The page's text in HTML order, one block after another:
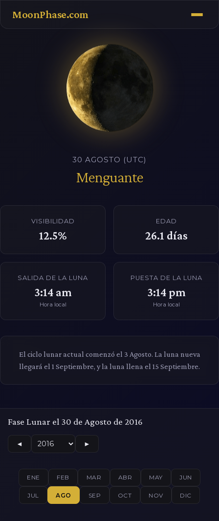
MoonPhase.com
30 AGOSTO (UTC)
Menguante
VISIBILIDAD
12.5%
EDAD
26.1 días
SALIDA DE LA LUNA
3:14 am
Hora local
PUESTA DE LA LUNA
3:14 pm
Hora local
El ciclo lunar actual comenzó el 3 Agosto. La luna nueva
llegará el 1 Septiembre, y la luna llena el 15 Septiembre.
Fase Lunar el 30 de Agosto de 2016
◄ ►
ENE FEB MAR ABR MAY JUN
JUL AGO SEP OCT NOV DIC